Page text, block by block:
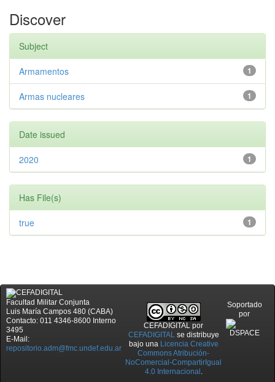
Discover
Subject
1
Armamentos
1
Armas nucleares
Date issued
1
2020
Has File(s)
1
true
Facultad Militar Conjunta
Luis María Campos 480 (CABA)
Contacto: 011 4346-8600 Interno
3495
E-Mail:
repositorio.adm@fmc.undef.edu.ar
CEFADIGITAL por
CEFADIGITALse distribuye
bajo una Licencia Creative
Commons Atribución-
NoComercial-CompartirIgual
4.0 Internacional .
Soportado
por